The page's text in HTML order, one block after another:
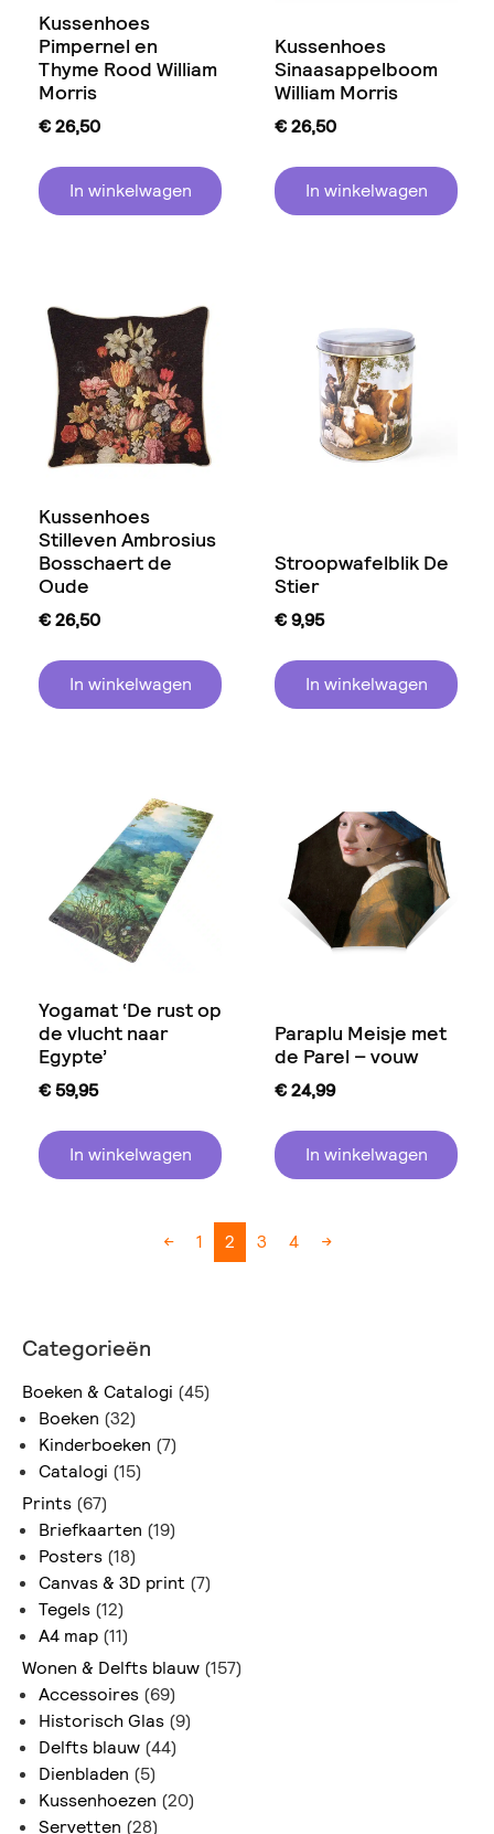
Categorieën
Boeken & Catalogi (45)
Boeken (32)
Kinderboeken (7)
Catalogi (15)
Prints (67)
Briefkaarten (19)
Posters (18)
Canvas & 3D print (7)
Tegels (12)
A4 map (11)
Wonen & Delfts blauw (157)
Accessoires (69)
Historisch Glas (9)
Delfts blauw (44)
Dienbladen (5)
Kussenhoezen (20)
Servetten (28)
Kussenhoes
Pimpernel en
Thyme Rood William
Morris
€26,50
In winkelwagen
Kussenhoes
Sinaasappelboom
William Morris
€26,50
In winkelwagen
Kussenhoes
Stilleven Ambrosius
Bosschaert de
Oude
€26,50
In winkelwagen
Stroopwafelblik De
Stier
€9,95
In winkelwagen
Yogamat ‘De rust op
de vlucht naar
Egypte’
€ 59,95
In winkelwagen
Paraplu Meisje met
de Parel – vouw
€24,99
In winkelwagen
← 1 2 3 4 →